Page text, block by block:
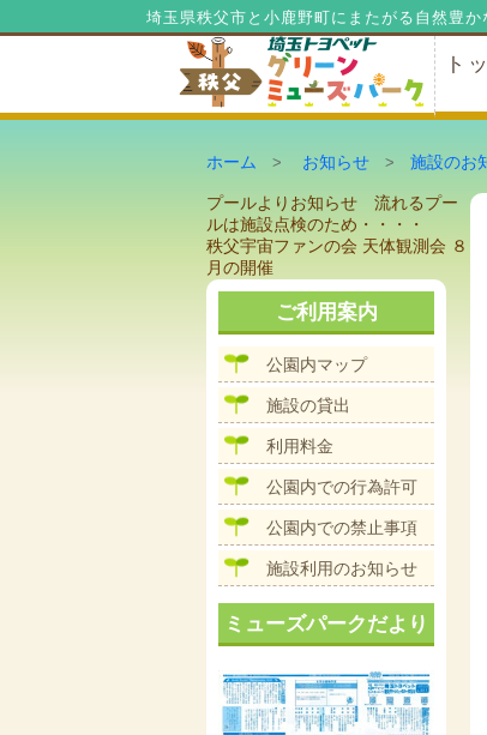
埼玉県秩父市と小鹿野町にまたがる自然豊か
ト
ホーム > お知らせ > 施設のお
投
稿
ナ
ビ
ゲ
シ
前
の
投
稿:
プールよりお知らせ 流れるプー
ルは施設点検のため・・・・
次
の
投
秩父宇宙ファンの会 天体観測会 ８
月の開催
ご利用案内
公園内マップ
施設の貸出
利用料金
公園内での行為許可
公園内での禁止事項
施設利用のお知らせ
ミューズパークだより